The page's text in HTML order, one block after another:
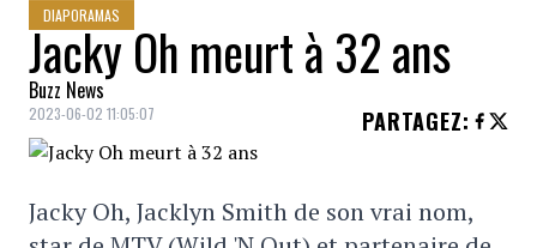
DIAPORAMAS
Jacky Oh meurt à 32 ans
Buzz News
2023-06-02 11:05:07 PARTAGEZ:
Jacky Oh, Jacklyn Smith de son vrai nom,